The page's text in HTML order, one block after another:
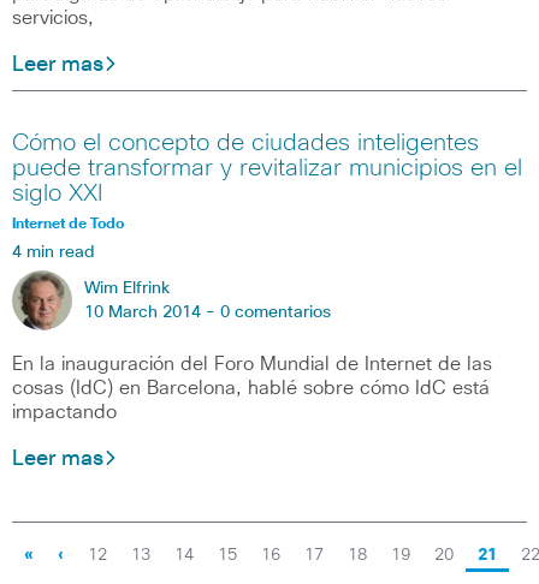
servicios,
Leer mas
Cómo el concepto de ciudades inteligentes
puede transformar y revitalizar municipios en el
siglo XXI
Internet de Todo
4 min read
Wim Elfrink
10 March 2014 - 0 comentarios
En la inauguración del Foro Mundial de Internet de las
cosas (IdC) en Barcelona, hablé sobre cómo IdC está
impactando
Leer mas
« ‹ 12 13 14 15 16 17 18 19 20 21 22